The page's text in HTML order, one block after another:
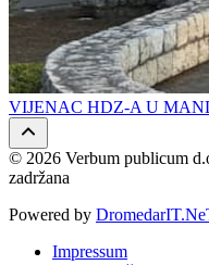
VIJENAC HDZ-A U
© 2026 Verbum publicum
zadržana
Powered by
Impressum